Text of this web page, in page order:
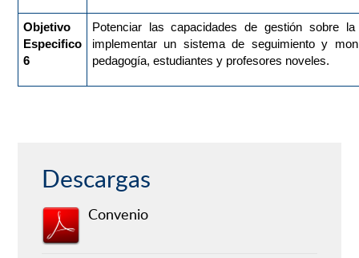
Objetivo
Especifico
6
Potenciar las capacidades de gestión sobre
implementar un sistema de seguimiento y
pedagogía, estudiantes y profesores noveles.
Descargas
Convenio